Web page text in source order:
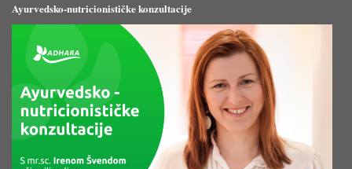
Ayurvedsko-nutricionističke konzultacije